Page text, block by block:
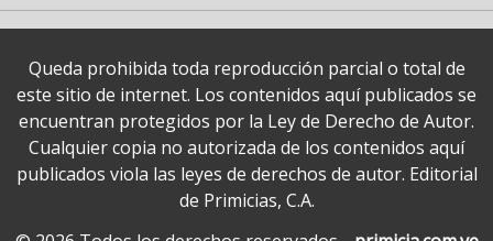
Queda prohibida toda reproducción parcial o total de
este sitio de internet. Los contenidos aquí publicados se
encuentran protegidos por la Ley de Derecho de Autor.
Cualquier copia no autorizada de los contenidos aquí
publicados viola las leyes de derechos de autor. Editorial
de Primicias, C.A.